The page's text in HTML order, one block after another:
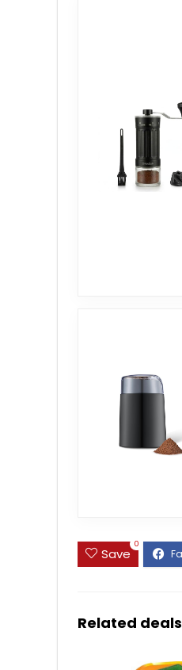
Save
0
Related deals